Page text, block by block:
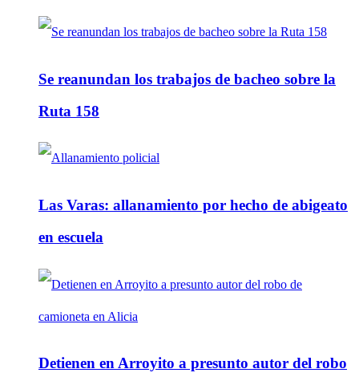
Se reanundan los trabajos de bacheo sobre la
Ruta 158
Las Varas: allanamiento por hecho de abigeato
en escuela
Detienen en Arroyito a presunto autor del robo